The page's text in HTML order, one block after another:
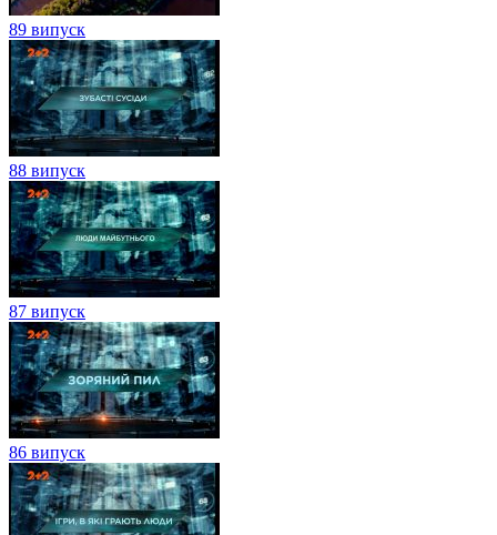
89 випуск
88 випуск
87 випуск
86 випуск